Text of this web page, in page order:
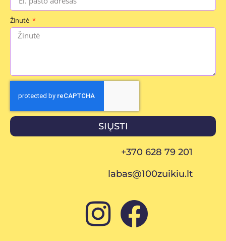
Žinutė
SIŲSTI
+370 628 79 201
labas@100zuikiu.lt